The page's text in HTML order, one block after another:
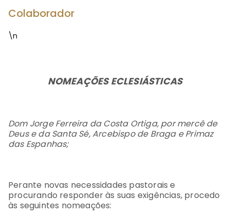
Colaborador
\n
NOMEAÇÕES ECLESIÁSTICAS
Dom Jorge Ferreira da Costa Ortiga, por mercê de
Deus e da Santa Sé, Arcebispo de Braga e Primaz
das Espanhas;
Perante novas necessidades pastorais e
procurando responder às suas exigências, procedo
às seguintes nomeações: